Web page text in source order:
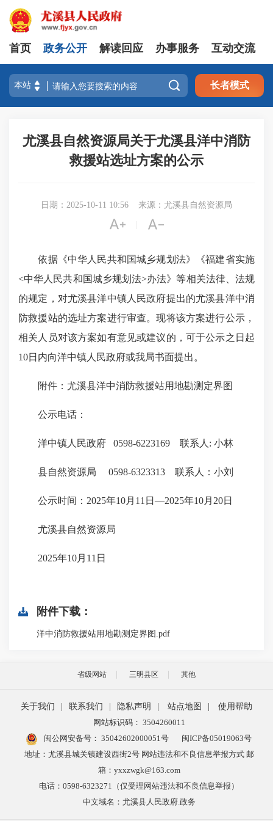
首页 政务公开 解读回应 办事服务 互动交流
 长者模式
尤溪县自然资源局关于尤溪县洋中消防
救援站选址方案的公示
日期：2025-10-11 10:56 来源：尤溪县自然资源局
 
依据《中华人民共和国城乡规划法》《福建省实施
<中华人民共和国城乡规划法>办法》等相关法律、法规
的规定，对尤溪县洋中镇人民政府提出的尤溪县洋中消
防救援站的选址方案进行审查。现将该方案进行公示，
相关人员对该方案如有意见或建议的，可于公示之日起
10日内向洋中镇人民政府或我局书面提出。
附件：尤溪县洋中消防救援站用地勘测定界图
公示电话：
洋中镇人民政府 0598-6223169 联系人: 小林
县自然资源局 0598-6323313 联系人：小刘
公示时间：2025年10月11日—2025年10月20日
尤溪县自然资源局
2025年10月11日
附件下载：
洋中消防救援站用地勘测定界图.pdf
省级网站 三明县区 其他
关于我们 联系我们 隐私声明 站点地图
使用帮助
网站标识码： 3504260011
闽公网安备号： 35042602000051号
闽ICP备05019063号
地址：尤溪县城关镇建设西街2号 网站违法和不良信息举报方式 邮
箱：yxxzwgk@163.com
电话：0598-6323271（仅受理网站违法和不良信息举报）
中文域名：尤溪县人民政府.政务